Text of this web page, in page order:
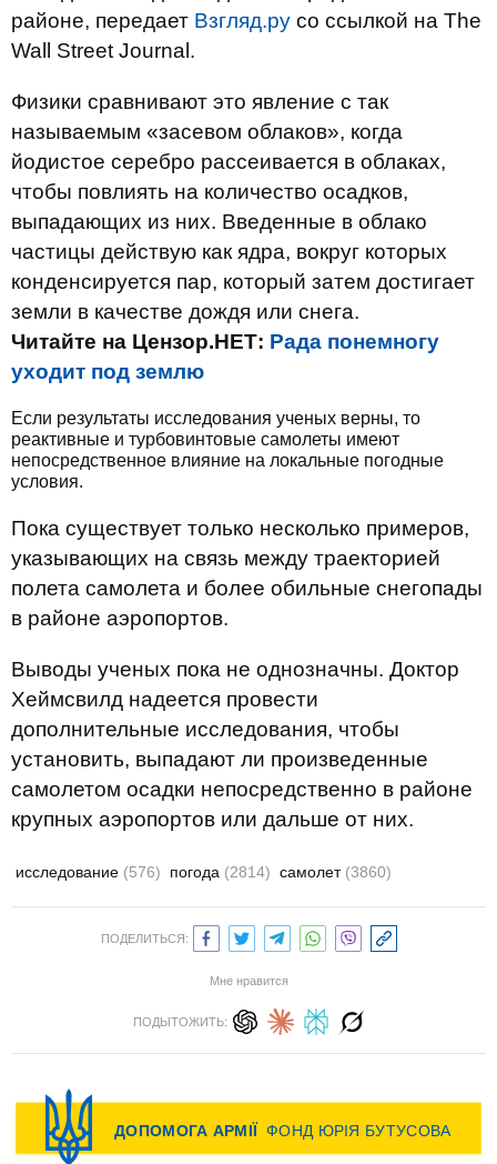
районе, передает Взгляд.ру со ссылкой на The
Wall Street Journal.
Физики сравнивают это явление с так
называемым «засевом облаков», когда
йодистое серебро рассеивается в облаках,
чтобы повлиять на количество осадков,
выпадающих из них. Введенные в облако
частицы действую как ядра, вокруг которых
конденсируется пар, который затем достигает
земли в качестве дождя или снега.
Читайте на Цензор.НЕТ: Рада понемногу
уходит под землю
Если результаты исследования ученых верны, то
реактивные и турбовинтовые самолеты имеют
непосредственное влияние на локальные погодные
условия.
Пока существует только несколько примеров,
указывающих на связь между траекторией
полета самолета и более обильные снегопады
в районе аэропортов.
Выводы ученых пока не однозначны. Доктор
Хеймсвилд надеется провести
дополнительные исследования, чтобы
установить, выпадают ли произведенные
самолетом осадки непосредственно в районе
крупных аэропортов или дальше от них.
исследование (576) погода (2814) самолет (3860)
ПОДЕЛИТЬСЯ:
Мне нравится
ПОДЫТОЖИТЬ: